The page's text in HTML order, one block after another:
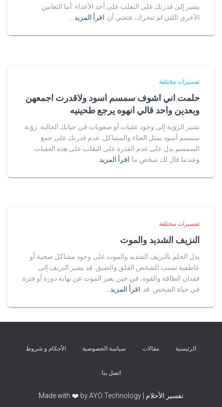
يشير إلى قدرتك على التغلب على أحد الأعداء. أما الثعابين
الأخرى اللتي لم تتحرك، فتعني أن اقرأ المزيد…
تفسيرات مختلفة
حلمت اني اشوف سمسم اسود ولاقدرت اجمعهن
وبعدين واحد قالي انهوه يرجع طحينيه
تشير الرؤية إلى وجود عقبات أو صعوبات في حياتك الحالية. رؤية
سمسم أسود يمثل العناء والمشاكل. عدم قدرتك على جمع
السمسم يدل على عدم القدرة على التغلب على هذه العقبات.
وعندما قال لك شخص ما اقرأ المزيد…
تفسيرات مختلفة
النزيف الشديد والموت
يدل الحلم بالنزيف الشديد والموت على وجود مشاكل صحية أو
عاطفية تسبب للشخص القلق والضيق. قد يشير النزيف إلى
فقدان الطاقة والقوة، في حين يعبر الموت عن نهاية دورة أو فترة
في حياة الشخص. قد اقرأ المزيد…
الرئيسية مقالات سياسة الخصوصية الأحكام و شروط
اتصل بنا
تفسير الأحلام | Made with ❤️ by AYO Technology